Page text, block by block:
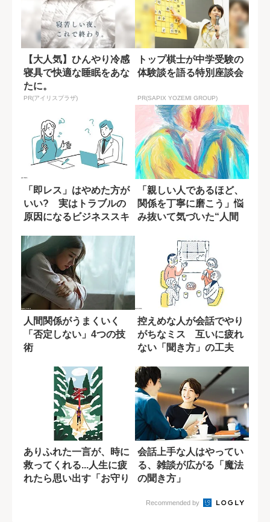
【大人気】ひんやり冷感
寝具で快適な睡眠をあな
たに。
PR(アイリスプラザ)
トップ棋士が中学受験の
体験談を語る特別座談会
PR(SAPIX YOZEMI GROUP)
「即レス」はやめた方が
いい? 実はトラブルの
原因になるビジネススキ
「親しい人であるほど、
関係を丁寧に磨こう」悩
み抜いて気づいた“人間
人間関係がうまくいく
「否定しない」4つの技
術
控えめな人が会話でやり
がちなミス 互いに疲れ
ない「聞き方」の工夫
ありふれた一言が、時に
救ってくれる...人生に疲
れたら思い出す「お守り
会話上手な人はやってい
る、雑談が広がる「魔法
の聞き方」
Recommended by